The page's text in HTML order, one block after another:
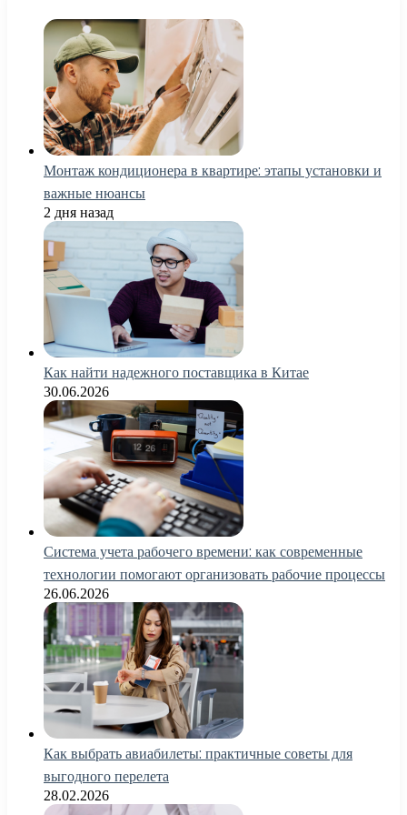
Монтаж кондиционера в квартире: этапы установки и
важные нюансы
2 дня назад
Как найти надежного поставщика в Китае
30.06.2026
Система учета рабочего времени: как современные
технологии помогают организовать рабочие процессы
26.06.2026
Как выбрать авиабилеты: практичные советы для
выгодного перелета
28.02.2026